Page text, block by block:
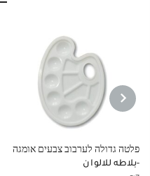
PREVIOUS
פלטה גדולה לערבוב צבעים אומגה
-بلاطه للالوان